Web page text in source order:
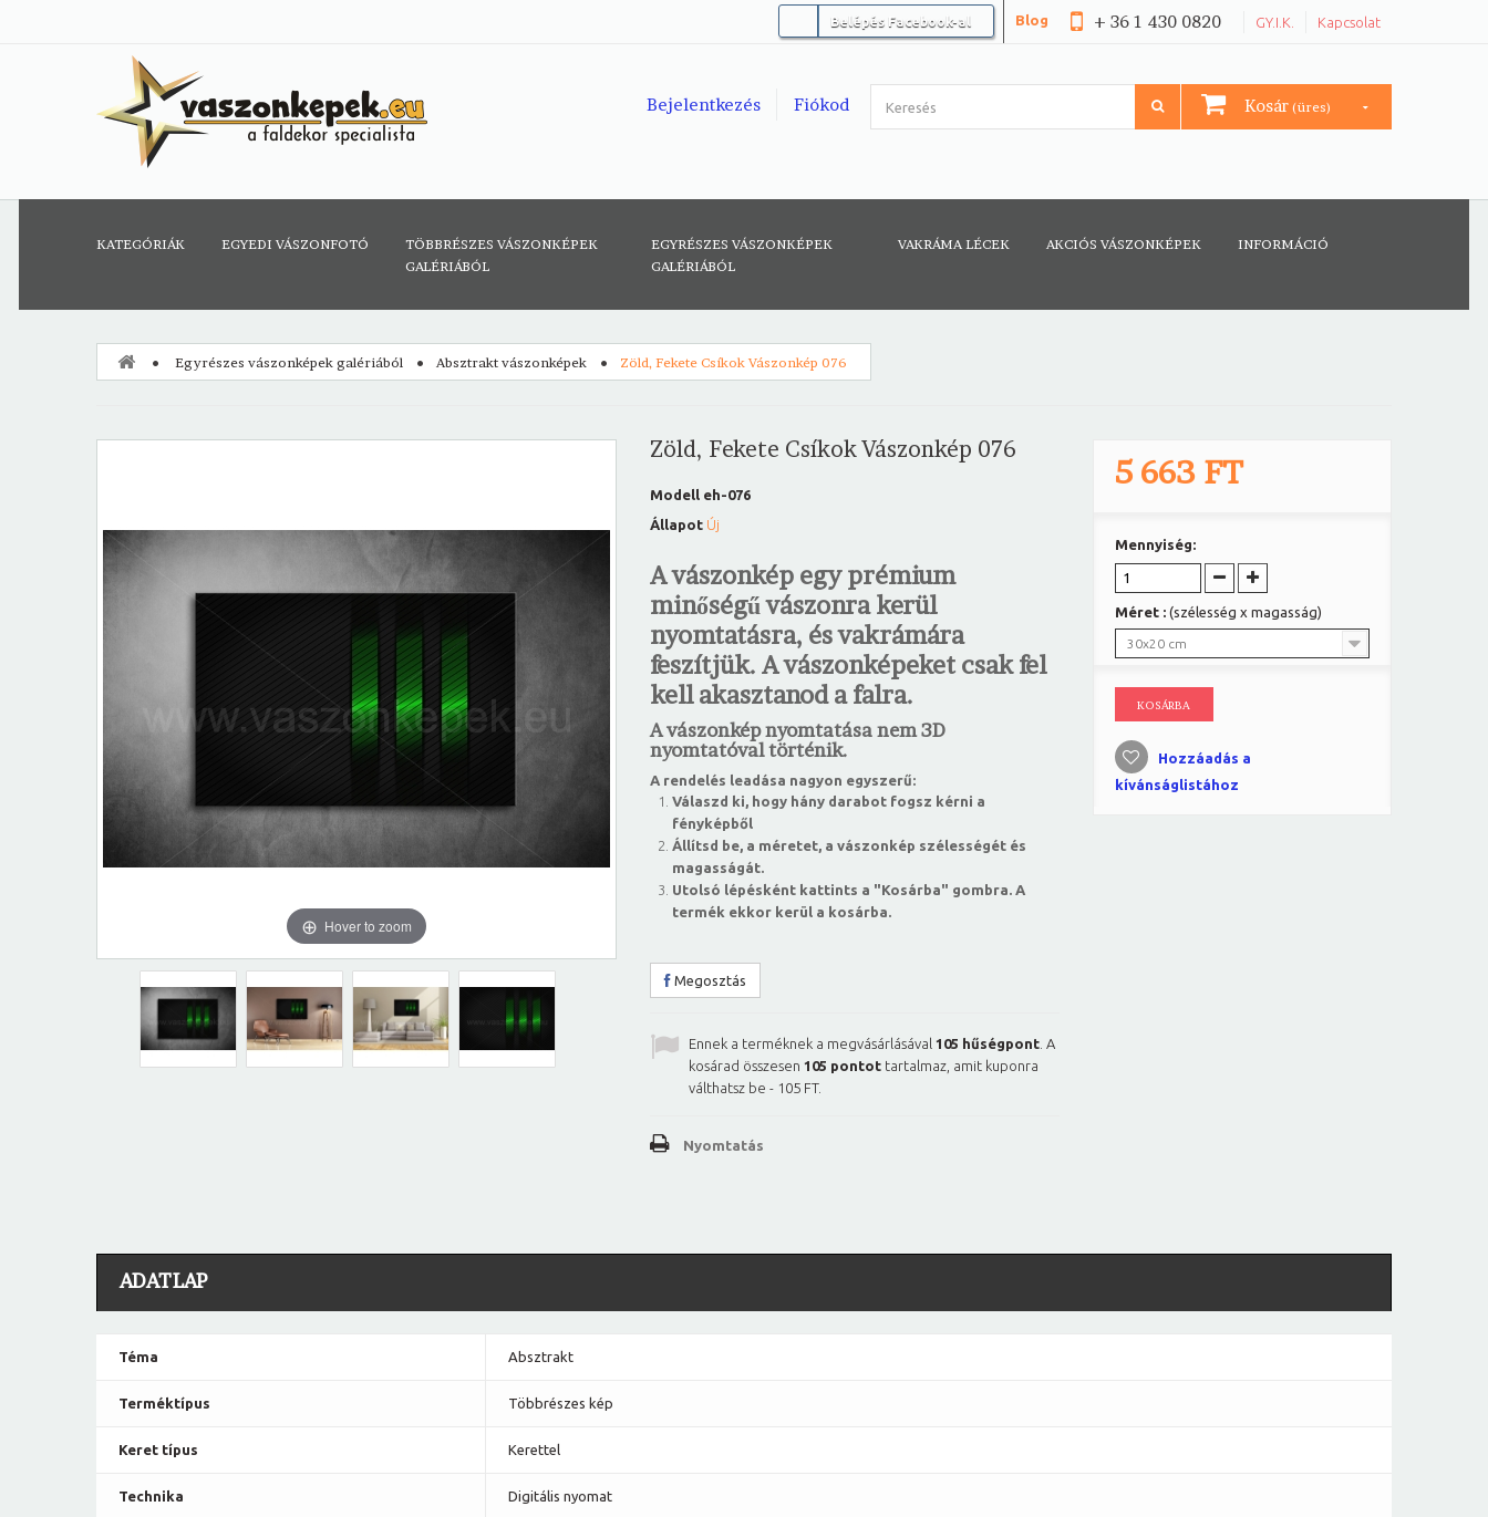
GY.I.K. Kapcsolat
+ 36 1 430 0820
Blog
Belépés Facebook-al
Kosár (üres)
Fiókod
Bejelentkezés
KATEGÓRIÁK EGYEDI VÁSZONFOTÓ
TÖBBRÉSZES VÁSZONKÉPEK
GALÉRIÁBÓL
EGYRÉSZES VÁSZONKÉPEK
GALÉRIÁBÓL
VAKRÁMA LÉCEK AKCIÓS VÁSZONKÉPEK INFORMÁCIÓ
Egyrészes vászonképek galériából Absztrakt vászonképek Zöld, Fekete Csíkok Vászonkép 076
Hover to zoom
Zöld, Fekete Csíkok Vászonkép 076
Modell eh-076
Állapot Új
A vászonkép egy prémium
minőségű vászonra kerül
nyomtatásra, és vakrámára
feszítjük. A vászonképeket csak fel
kell akasztanod a falra.
A vászonkép nyomtatása nem 3D
nyomtatóval történik.
A rendelés leadása nagyon egyszerű:
Válaszd ki, hogy hány darabot fogsz kérni a
fényképből
Állítsd be, a méretet, a vászonkép szélességét és
magasságát.
Utolsó lépésként kattints a "Kosárba" gombra. A
termék ekkor kerül a kosárba.
Megosztás
Ennek a terméknek a megvásárlásával 105 hűségpont . A
kosárad összesen 105 pontot tartalmaz, amit kuponra
válthatsz be - 105 FT.
Nyomtatás
5 663 FT
Mennyiség:
Méret : (szélesség x magasság)
30x20 cm
KOSÁRBA
Hozzáadás a
kívánságlistához
ADATLAP
Téma Absztrakt
Terméktípus Többrészes kép
Keret típus Kerettel
Technika Digitális nyomat